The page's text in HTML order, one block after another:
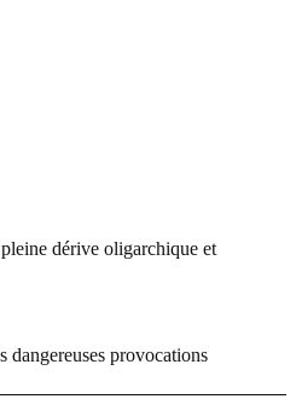
dérive oligarchique et
dangereuses provocations